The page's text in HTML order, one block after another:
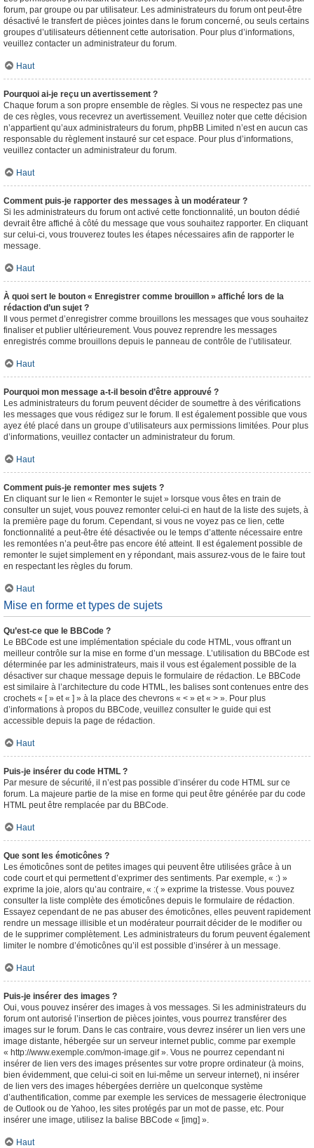
forum, par groupe ou par utilisateur. Les administrateurs du forum ont peut-être
désactivé le transfert de pièces jointes dans le forum concerné, ou seuls certains
groupes d’utilisateurs détiennent cette autorisation. Pour plus d’informations,
veuillez contacter un administrateur du forum.
Haut
Pourquoi ai-je reçu un avertissement ?
Chaque forum a son propre ensemble de règles. Si vous ne respectez pas une
de ces règles, vous recevrez un avertissement. Veuillez noter que cette décision
n’appartient qu’aux administrateurs du forum, phpBB Limited n’est en aucun cas
responsable du règlement instauré sur cet espace. Pour plus d’informations,
veuillez contacter un administrateur du forum.
Haut
Comment puis-je rapporter des messages à un modérateur ?
Si les administrateurs du forum ont activé cette fonctionnalité, un bouton dédié
devrait être affiché à côté du message que vous souhaitez rapporter. En cliquant
sur celui-ci, vous trouverez toutes les étapes nécessaires afin de rapporter le
message.
Haut
À quoi sert le bouton « Enregistrer comme brouillon » affiché lors de la
rédaction d’un sujet ?
Il vous permet d’enregistrer comme brouillons les messages que vous souhaitez
finaliser et publier ultérieurement. Vous pouvez reprendre les messages
enregistrés comme brouillons depuis le panneau de contrôle de l’utilisateur.
Haut
Pourquoi mon message a-t-il besoin d’être approuvé ?
Les administrateurs du forum peuvent décider de soumettre à des vérifications
les messages que vous rédigez sur le forum. Il est également possible que vous
ayez été placé dans un groupe d’utilisateurs aux permissions limitées. Pour plus
d’informations, veuillez contacter un administrateur du forum.
Haut
Comment puis-je remonter mes sujets ?
En cliquant sur le lien « Remonter le sujet » lorsque vous êtes en train de
consulter un sujet, vous pouvez remonter celui-ci en haut de la liste des sujets, à
la première page du forum. Cependant, si vous ne voyez pas ce lien, cette
fonctionnalité a peut-être été désactivée ou le temps d’attente nécessaire entre
les remontées n’a peut-être pas encore été atteint. Il est également possible de
remonter le sujet simplement en y répondant, mais assurez-vous de le faire tout
en respectant les règles du forum.
Haut
Mise en forme et types de sujets
Qu’est-ce que le BBCode ?
Le BBCode est une implémentation spéciale du code HTML, vous offrant un
meilleur contrôle sur la mise en forme d’un message. L’utilisation du BBCode est
déterminée par les administrateurs, mais il vous est également possible de la
désactiver sur chaque message depuis le formulaire de rédaction. Le BBCode
est similaire à l’architecture du code HTML, les balises sont contenues entre des
crochets « [ » et « ] » à la place des chevrons « < » et « > ». Pour plus
d’informations à propos du BBCode, veuillez consulter le guide qui est
accessible depuis la page de rédaction.
Haut
Puis-je insérer du code HTML ?
Par mesure de sécurité, il n’est pas possible d’insérer du code HTML sur ce
forum. La majeure partie de la mise en forme qui peut être générée par du code
HTML peut être remplacée par du BBCode.
Haut
Que sont les émoticônes ?
Les émoticônes sont de petites images qui peuvent être utilisées grâce à un
code court et qui permettent d’exprimer des sentiments. Par exemple, « :) »
exprime la joie, alors qu’au contraire, « :( » exprime la tristesse. Vous pouvez
consulter la liste complète des émoticônes depuis le formulaire de rédaction.
Essayez cependant de ne pas abuser des émoticônes, elles peuvent rapidement
rendre un message illisible et un modérateur pourrait décider de le modifier ou
de le supprimer complètement. Les administrateurs du forum peuvent également
limiter le nombre d’émoticônes qu’il est possible d’insérer à un message.
Haut
Puis-je insérer des images ?
Oui, vous pouvez insérer des images à vos messages. Si les administrateurs du
forum ont autorisé l’insertion de pièces jointes, vous pourrez transférer des
images sur le forum. Dans le cas contraire, vous devrez insérer un lien vers une
image distante, hébergée sur un serveur internet public, comme par exemple
« http://www.exemple.com/mon-image.gif ». Vous ne pourrez cependant ni
insérer de lien vers des images présentes sur votre propre ordinateur (à moins,
bien évidemment, que celui-ci soit en lui-même un serveur internet), ni insérer
de lien vers des images hébergées derrière un quelconque système
d’authentification, comme par exemple les services de messagerie électronique
de Outlook ou de Yahoo, les sites protégés par un mot de passe, etc. Pour
insérer une image, utilisez la balise BBCode « [img] ».
Haut